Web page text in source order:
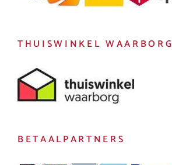
THUISWINKEL WAARBORG
BETAALPARTNERS